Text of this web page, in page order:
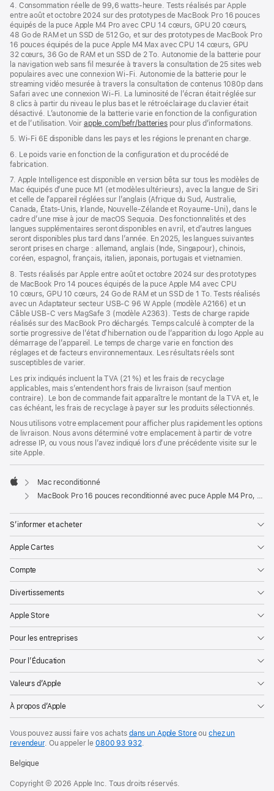
4. Consommation réelle de 99,6 watts‑heure. Tests réalisés par Apple
entre août et octobre 2024 sur des prototypes de MacBook Pro 16 pouces
équipés de la puce Apple M4 Pro avec CPU 14 cœurs, GPU 20 cœurs,
48 Go de RAM et un SSD de 512 Go, et sur des prototypes de MacBook Pro
16 pouces équipés de la puce Apple M4 Max avec CPU 14 cœurs, GPU
32 cœurs, 36 Go de RAM et un SSD de 2 To. Autonomie de la batterie pour
la navigation web sans fil mesurée à travers la consultation de 25 sites web
populaires avec une connexion Wi-Fi. Autonomie de la batterie pour le
streaming vidéo mesurée à travers la consultation de contenus 1080p dans
Safari avec une connexion Wi-Fi. La luminosité de l’écran était réglée sur
8 clics à partir du niveau le plus bas et le rétroéclairage du clavier était
désactivé. L’autonomie de la batterie varie en fonction de la configuration
et de l’utilisation. Voir apple.com/befr/batteries pour plus d’informations.
5. Wi-Fi 6E disponible dans les pays et les régions le prenant en charge.
6. Le poids varie en fonction de la configuration et du procédé de
fabrication.
7. Apple Intelligence est disponible en version bêta sur tous les modèles de
Mac équipés d’une puce M1 (et modèles ultérieurs), avec la langue de Siri
et celle de l’appareil réglées sur l’anglais (Afrique du Sud, Australie,
Canada, États-Unis, Irlande, Nouvelle-Zélande et Royaume-Uni), dans le
cadre d’une mise à jour de macOS Sequoia. Des fonctionnalités et des
langues supplémentaires seront disponibles en avril, et d’autres langues
seront disponibles plus tard dans l’année. En 2025, les langues suivantes
seront prises en charge : allemand, anglais (Inde, Singapour), chinois,
coréen, espagnol, français, italien, japonais, portugais et vietnamien.
8. Tests réalisés par Apple entre août et octobre 2024 sur des prototypes
de MacBook Pro 14 pouces équipés de la puce Apple M4 avec CPU
10 cœurs, GPU 10 cœurs, 24 Go de RAM et un SSD de 1 To. Tests réalisés
avec un Adaptateur secteur USB-C 96 W Apple (modèle A2166) et un
Câble USB-C vers MagSafe 3 (modèle A2363). Tests de charge rapide
réalisés sur des MacBook Pro déchargés. Temps calculé à compter de la
sortie progressive de l’état d’hibernation ou de l’apparition du logo Apple au
démarrage de l’appareil. Le temps de charge varie en fonction des
réglages et de facteurs environnementaux. Les résultats réels sont
susceptibles de varier.
Les prix indiqués incluent la TVA (21 %) et les frais de recyclage
applicables, mais s’entendent hors frais de livraison (sauf mention
contraire). Le bon de commande fait apparaître le montant de la TVA et, le
cas échéant, les frais de recyclage à payer sur les produits sélectionnés.
Nous utilisons votre emplacement pour afficher plus rapidement les options
de livraison. Nous avons déterminé votre emplacement à partir de votre
adresse IP, ou vous nous l’avez indiqué lors d’une précédente visite sur le
site Apple.
Apple
Mac reconditionné
MacBook Pro 16 pouces reconditionné avec puce Apple M4 Pro, CPU 14 cœurs et GPU 20 cœurs - Noir sidéral
S’informer et acheter
Apple Cartes
Compte
Divertissements
Apple Store
Pour les entreprises
Pour l’Éducation
Valeurs d’Apple
À propos d’Apple
Vous pouvez aussi faire vos achats dans un Apple Storeouchez un
revendeur. Ouappeler le0800 93 932.
Belgique
Copyright © 2026 Apple Inc. Tous droits réservés.